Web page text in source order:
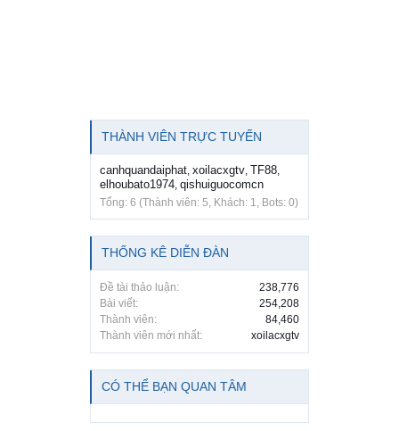
THÀNH VIÊN TRỰC TUYẾN
canhquandaiphat, xoilacxgtv, TF88,
elhoubato1974, qishuiguocomcn
Tổng: 6 (Thành viên: 5, Khách: 1, Bots: 0)
THỐNG KÊ DIỄN ĐÀN
Đề tài thảo luận:
238,776
Bài viết:
254,208
Thành viên:
84,460
Thành viên mới nhất:
xoilacxgtv
CÓ THỂ BẠN QUAN TÂM